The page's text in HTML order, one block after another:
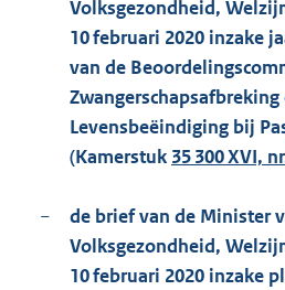
Volksgezondheid,
10 februari 2020 inzake
van de
Zwangerschapsafbreking
Levensbeëindiging bij
(Kamerstuk 35 300 XVI,
−
de brief van de Minister
Volksgezondheid,
10 februari 2020 inzake